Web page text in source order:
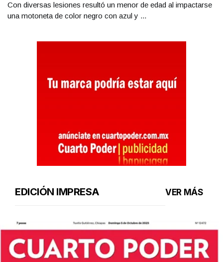
Con diversas lesiones resultó un menor de edad al impactarse
una motoneta de color negro con azul y ...
EDICIÓN IMPRESA VER MÁS